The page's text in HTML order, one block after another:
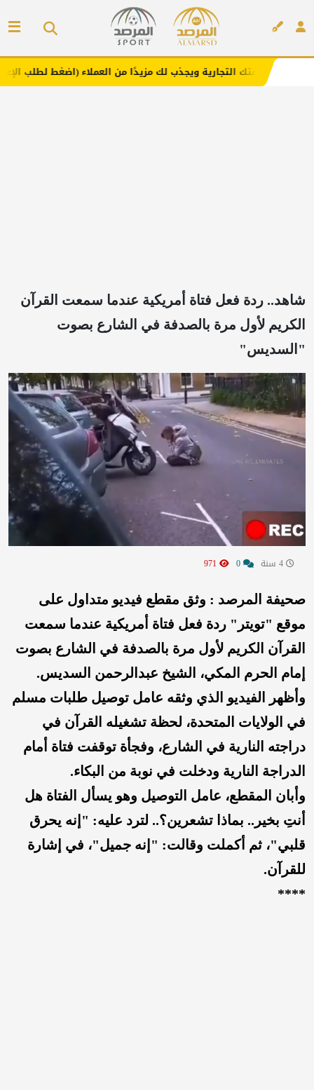
ويجذب لك مزيدًا من العملاء (اضغط لطلب الإعلان)
شاهد.. ردة فعل فتاة أمريكية عندما سمعت القرآن
الكريم لأول مرة بالصدفة في الشارع بصوت
"السديس"
صحيفة المرصد : وثق مقطع فيديو متداول على
موقع "تويتر" ردة فعل فتاة أمريكية عندما سمعت
القرآن الكريم لأول مرة بالصدفة في الشارع بصوت
إمام الحرم المكي، الشيخ عبدالرحمن السديس.
وأظهر الفيديو الذي وثقه عامل توصيل طلبات مسلم
في الولايات المتحدة، لحظة تشغيله القرآن في
دراجته النارية في الشارع، وفجأة توقفت فتاة أمام
الدراجة النارية ودخلت في نوبة من البكاء.
وأبان المقطع، عامل التوصيل وهو يسأل الفتاة هل
أنتِ بخير.. بماذا تشعرين؟.. لترد عليه: "إنه يحرق
قلبي"، ثم أكملت وقالت: "إنه جميل"، في إشارة
للقرآن.
****